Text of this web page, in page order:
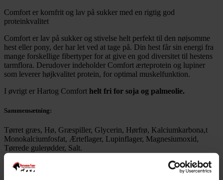
Comfort er kornfrit og lav på sukker med en rigtig god
proteinkvalitet
Comfort er lav på sukker og stivelse helt perfekt til den nøjsomme
hest eller pony, der har let ved at tage på. Din hest får sin energi fra
mange forskellige fibertyper for at give en god diversitet til hestens
tarmflora. Derudover indeholder Comfort ærteprotein og lupiner
som leverer højkvalitet protein, for optimal muskelfunktion.
I øvrigt er Hartog Comfort helt fri for soja og palmeolie.
Sammensætning:
Tørret græs, Hø, Græspiller, Glycerin, Hørfrø, Kalciumkarbona,t
Monokalciumfosfat, Ærteflager, Lupinflager, Magnesiumoxid,
Tørrede gulerødder, Salt.
Hvem henvender foderet sig til?